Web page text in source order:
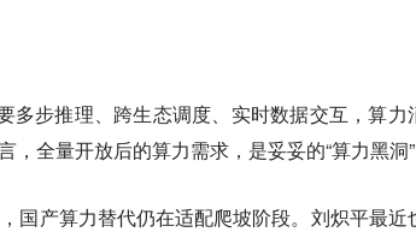
多步推理、跨生态调度、实时数据交互，算力
全量开放后的算力需求，是妥妥的“算力黑洞”
国产算力替代仍在适配爬坡阶段。刘炽平最近